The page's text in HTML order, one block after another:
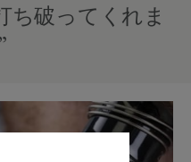
ち破ってくれま